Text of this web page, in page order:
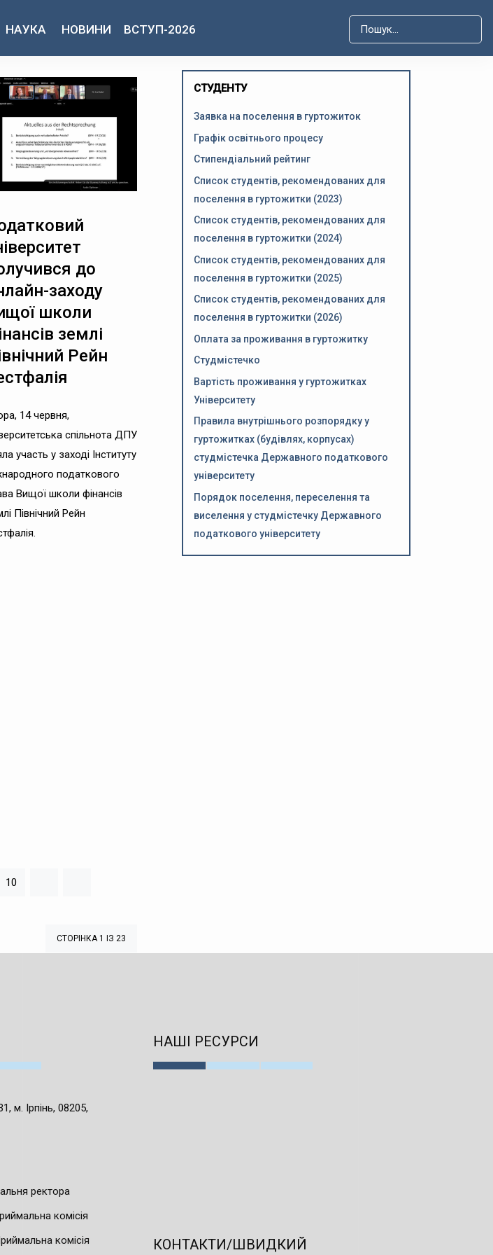
НАУКА НОВИНИ ВСТУП-2026
до
заходу
школи
землі
Рейн
14 червня,
спільнота ДПУ
участь у заході Інституту
податкового
Вищої школи фінансів
Північний Рейн
10
СТОРІНКА 1 ІЗ 23
СТУДЕНТУ
Заявка на поселення в гуртожиток
Графік освітнього процесу
Стипендіальний рейтинг
Список студентів, рекомендованих для
поселення в гуртожитки (2023)
Список студентів, рекомендованих для
поселення в гуртожитки (2024)
Список студентів, рекомендованих для
поселення в гуртожитки (2025)
Список студентів, рекомендованих для
поселення в гуртожитки (2026)
Оплата за проживання в гуртожитку
Студмістечко
Вартість проживання у гуртожитках
Університету
Правила внутрішнього розпорядку у
гуртожитках (будівлях, корпусах)
студмістечка Державного податкового
університету
Порядок поселення, переселення та
виселення у студмістечку Державного
податкового університету
м. Ірпінь, 08205,
ректора
комісія
комісія
НАШІ РЕСУРСИ
КОНТАКТИ/ШВИДКИЙ